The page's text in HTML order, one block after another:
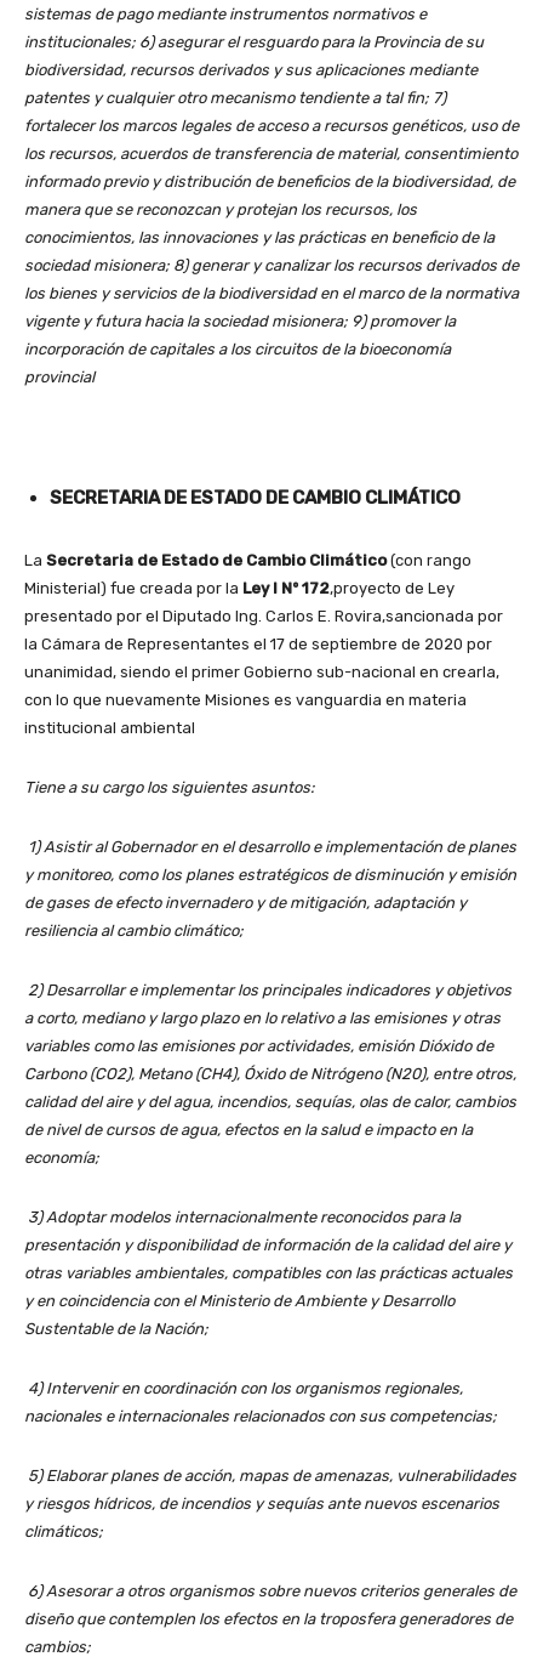
sistemas de pago mediante instrumentos normativos e
institucionales; 6) asegurar el resguardo para la Provincia de su
biodiversidad, recursos derivados y sus aplicaciones mediante
patentes y cualquier otro mecanismo tendiente a tal fin; 7)
fortalecer los marcos legales de acceso a recursos genéticos, uso de
los recursos, acuerdos de transferencia de material, consentimiento
informado previo y distribución de beneficios de la biodiversidad, de
manera que se reconozcan y protejan los recursos, los
conocimientos, las innovaciones y las prácticas en beneficio de la
sociedad misionera; 8) generar y canalizar los recursos derivados de
los bienes y servicios de la biodiversidad en el marco de la normativa
vigente y futura hacia la sociedad misionera; 9) promover la
incorporación de capitales a los circuitos de la bioeconomía
provincial
SECRETARIA DE ESTADO DE CAMBIO CLIMÁTICO
La Secretaria de Estado de Cambio Climático(con rango
Ministerial) fue creada por la Ley I Nº 172,proyecto de Ley
presentado por el Diputado Ing. Carlos E. Rovira,sancionada por
la Cámara de Representantes el 17 de septiembre de 2020 por
unanimidad, siendo el primer Gobierno sub-nacional en crearla,
con lo que nuevamente Misiones es vanguardia en materia
institucional ambiental
Tiene a su cargo los siguientes asuntos:
1) Asistir al Gobernador en el desarrollo e implementación de planes
y monitoreo, como los planes estratégicos de disminución y emisión
de gases de efecto invernadero y de mitigación, adaptación y
resiliencia al cambio climático;
2) Desarrollar e implementar los principales indicadores y objetivos
a corto, mediano y largo plazo en lo relativo a las emisiones y otras
variables como las emisiones por actividades, emisión Dióxido de
Carbono (CO2), Metano (CH4), Óxido de Nitrógeno (N20), entre otros,
calidad del aire y del agua, incendios, sequías, olas de calor, cambios
de nivel de cursos de agua, efectos en la salud e impacto en la
economía;
3) Adoptar modelos internacionalmente reconocidos para la
presentación y disponibilidad de información de la calidad del aire y
otras variables ambientales, compatibles con las prácticas actuales
y en coincidencia con el Ministerio de Ambiente y Desarrollo
Sustentable de la Nación;
4) Intervenir en coordinación con los organismos regionales,
nacionales e internacionales relacionados con sus competencias;
5) Elaborar planes de acción, mapas de amenazas, vulnerabilidades
y riesgos hídricos, de incendios y sequías ante nuevos escenarios
climáticos;
6) Asesorar a otros organismos sobre nuevos criterios generales de
diseño que contemplen los efectos en la troposfera generadores de
cambios;